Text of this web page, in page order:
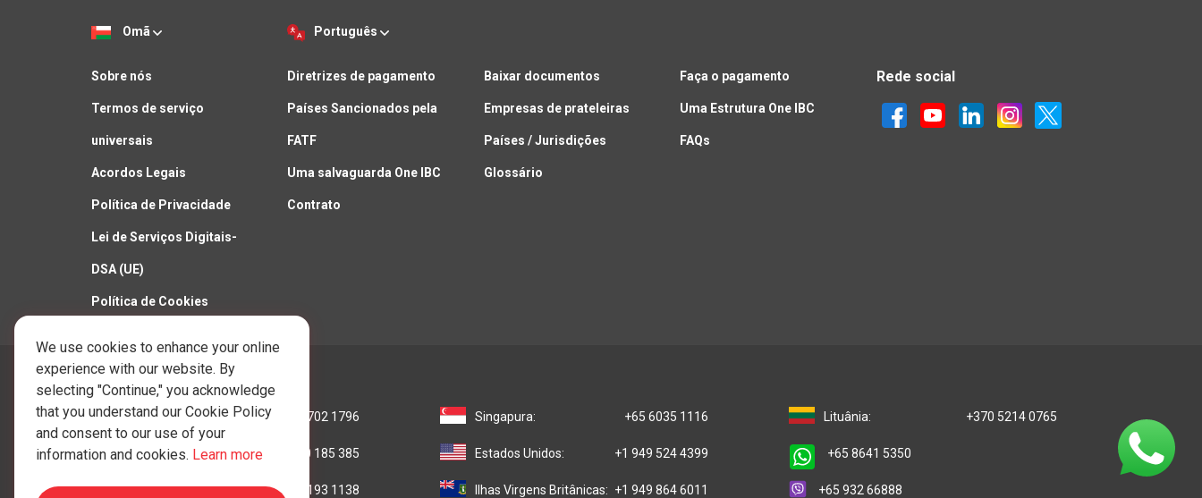
Omã Português
Sobre nós
Termos de serviço
universais
Acordos Legais
Política de Privacidade
Lei de Serviços Digitais-
DSA (UE)
Política de Cookies
Diretrizes de pagamento
Países Sancionados pela
FATF
Uma salvaguarda One IBC
Contrato
Baixar documentos
Empresas de prateleiras
Países / Jurisdições
Glossário
Faça o pagamento
Uma Estrutura One IBC
FAQs
Rede social
We use cookies to enhance your online
experience with our website. By
selecting "Continue," you acknowledge
that you understand our Cookie Policy
and consent to our use of your
information and cookies. Learn more
Ligue para nós:
Hong Kong: +852 3702 1796
Austrália: +61 390 185 385
Reino Unido: +44 207 193 1138
Singapura: +65 6035 1116
Estados Unidos: +1 949 524 4399
Ilhas Virgens Britânicas: +1 949 864 6011
Lituânia: +370 5214 0765
+65 8641 5350
+65 932 66888